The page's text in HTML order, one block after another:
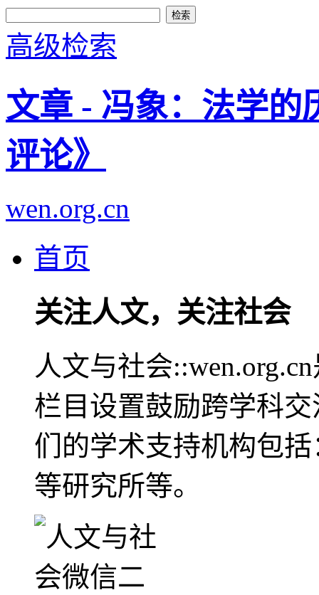
高级检索
文章 - 冯象：法学的
评论》
wen.org.cn
首页
关注人文，关注社会
人文与社会
栏目设置鼓励跨学科
们的学术支持机构包
等研究所等。